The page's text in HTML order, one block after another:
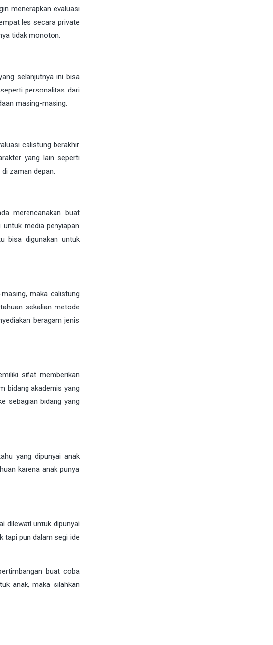
menerapkan evaluasi
les secara private
tidak monoton.
selanjutnya ini bisa
personalitas dari
masing-masing.
calistung berakhir
yang lain seperti
zaman depan.
merencanakan buat
media penyiapan
bisa digunakan untuk
maka calistung
sekalian metode
beragam jenis
sifat memberikan
bidang akademis yang
sebagian bidang yang
yang dipunyai anak
karena anak punya
dilewati untuk dipunyai
tapi pun dalam segi ide
buat coba
anak, maka silahkan